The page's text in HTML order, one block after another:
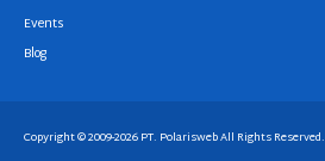
Events
Blog
Copyright © 2009-2026 PT. Polarisweb All Rights Reserved.